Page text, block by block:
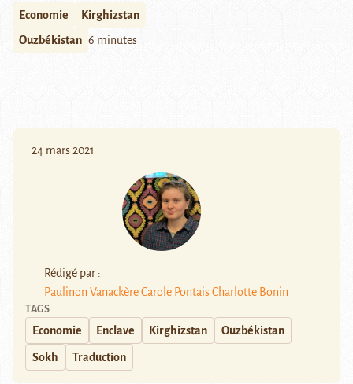
Economie
Kirghizstan
Ouzbékistan 6 minutes
24 mars 2021
Rédigé par :
Paulinon VanackèreCarole PontaisCharlotte Bonin
TAGS
Economie Enclave Kirghizstan Ouzbékistan
Sokh Traduction